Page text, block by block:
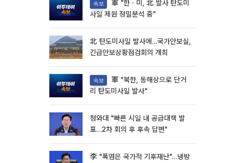
속보
사일 제원 정밀분석 중"
北 탄도미사일 발사에…국가안보실,
긴급안보상황점검회의 개최
속보
리 탄도미사일 발사"
청와대 "빠른 시일 내 공급대책 발
표…2차 회의 후 후속 답변"
李 "폭염은 국가적 기후재난"…냉방